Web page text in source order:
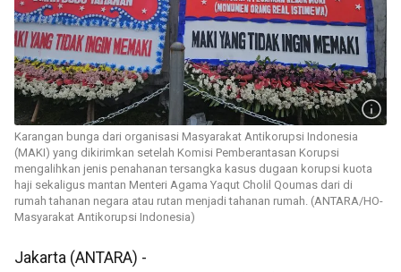
Karangan bunga dari organisasi Masyarakat Antikorupsi Indonesia
(MAKI) yang dikirimkan setelah Komisi Pemberantasan Korupsi
mengalihkan jenis penahanan tersangka kasus dugaan korupsi kuota
haji sekaligus mantan Menteri Agama Yaqut Cholil Qoumas dari di
rumah tahanan negara atau rutan menjadi tahanan rumah. (ANTARA/HO-
Masyarakat Antikorupsi Indonesia)
Jakarta (ANTARA) -